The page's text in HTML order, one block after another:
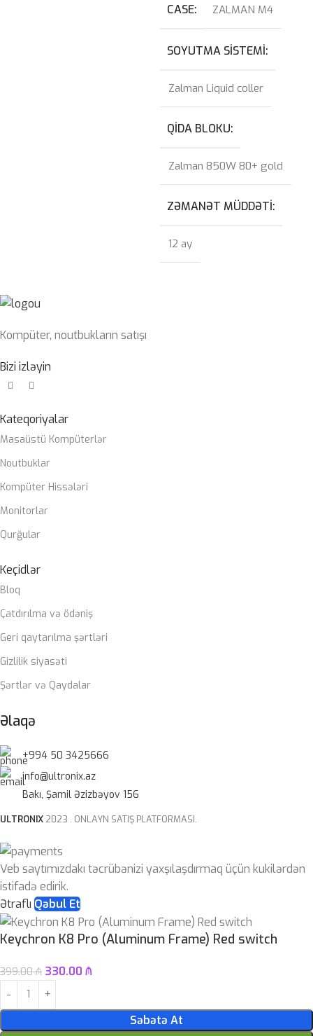
CASE ZALMAN M4
SOYUTMA SISTEMI
Zalman Liquid coller
QIDA BLOKU
Zalman 850W 80+ gold
ZƏMANƏT MÜDDƏTI
12 ay
Kompüter, noutbukların satışı
Bizi izləyin
Kateqoriyalar
Masaüstü Kompüterlər
Noutbuklar
Kompüter Hissələri
Monitorlar
Qurğular
Keçidlər
Bloq
Çatdırılma və ödəniş
Geri qaytarılma şərtləri
Gizlilik siyasəti
Şərtlər və Qaydalar
Əlaqə
+994 50 3425666
info@ultronix.az
Bakı, Şamil Əzizbəyov 156
ULTRONIX 2023 . ONLAYN SATIŞ PLATFORMASI.
Veb saytımızdakı təcrübənizi yaxşılaşdırmaq üçün kukilərdən
istifadə edirik.
Ətraflı Qəbul Et
Keychron K8 Pro (Aluminum Frame) Red switch
399.00₼ 330.00 ₼
Səbətə At